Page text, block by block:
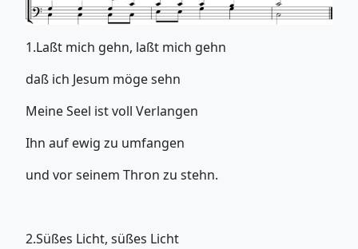
1.Laßt mich gehn, laßt mich gehn
daß ich Jesum möge sehn
Meine Seel ist voll Verlangen
Ihn auf ewig zu umfangen
und vor seinem Thron zu stehn.
2.Süßes Licht, süßes Licht